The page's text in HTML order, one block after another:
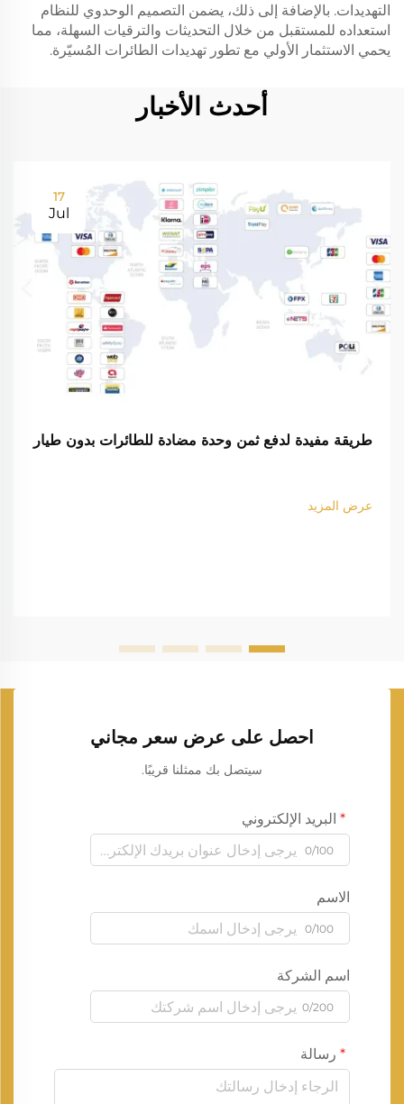
التهديدات. بالإضافة إلى ذلك، يضمن التصميم الوحدوي للنظام
استعداده للمستقبل من خلال التحديثات والترقيات السهلة، مما
يحمي الاستثمار الأولي مع تطور تهديدات الطائرات المُسيّرة.
أحدث الأخبار
17
Jul
طريقة مفيدة لدفع ثمن وحدة مضادة للطائرات بدون طيار
عرض المزيد
احصل على عرض سعر مجاني
سيتصل بك ممثلنا قريبًا.
البريد الإلكتروني
0/100
الاسم
0/100
اسم الشركة
0/200
رسالة